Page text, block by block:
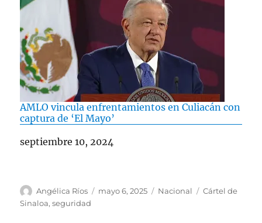
AMLO vincula enfrentamientos en Culiacán con
captura de ‘El Mayo’
Fecha
septiembre 10, 2024
A
u
Angélica Ríos
P
mayo 6, 2025
C
Nacional
E
Cártel de
Sinaloa,seguridad